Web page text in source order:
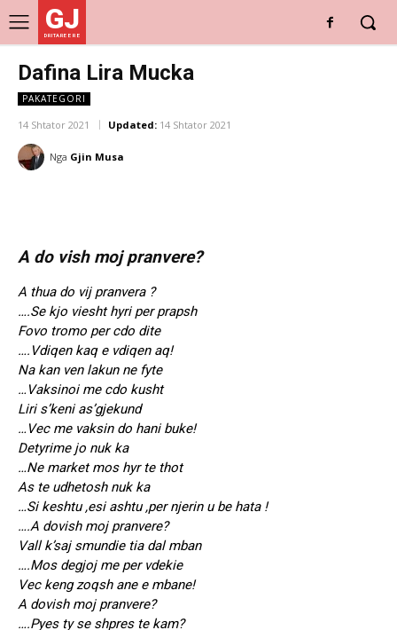
GJ
DRITARE E RE
Dafina Lira Mucka
PAKATEGORI
14 Shtator 2021 Updated: 14 Shtator 2021
Nga Gjin Musa
A do vish moj pranvere?
A thua do vij pranvera ?
….Se kjo viesht hyri per prapsh
Fovo tromo per cdo dite
….Vdiqen kaq e vdiqen aq!
Na kan ven lakun ne fyte
…Vaksinoi me cdo kusht
Liri s’keni as’gjekund
…Vec me vaksin do hani buke!
Detyrime jo nuk ka
…Ne market mos hyr te thot
As te udhetosh nuk ka
…Si keshtu ,esi ashtu ,per njerin u be hata !
….A dovish moj pranvere?
Vall k’saj smundie tia dal mban
….Mos degjoj me per vdekie
Vec keng zoqsh ane e mbane!
A dovish moj pranvere?
….Pyes ty se shpres te kam?